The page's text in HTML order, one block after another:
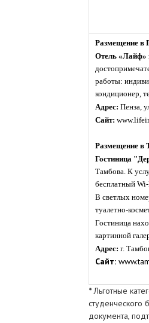
Размещение в
Отель «Лайф»
работы:
кондиционер,
Адрес: Пенза,
Сайт: www.
Размещение в
Гостиница
Тамбова. К
бесплатный
В светлых
туалетно-
Гостиница
картинной
Адрес: г.
Сайт:
* Льготные
студенческого
документа,